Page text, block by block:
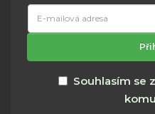
Souhlasím se